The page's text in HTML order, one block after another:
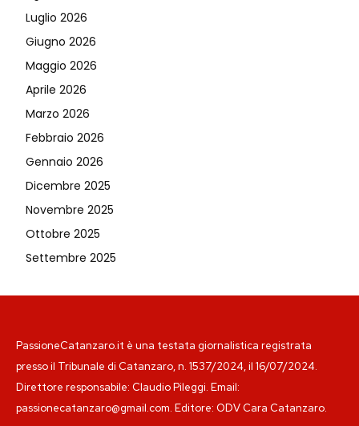
Luglio 2026
Giugno 2026
Maggio 2026
Aprile 2026
Marzo 2026
Febbraio 2026
Gennaio 2026
Dicembre 2025
Novembre 2025
Ottobre 2025
Settembre 2025
PassioneCatanzaro.it è una testata giornalistica registrata
presso il Tribunale di Catanzaro, n. 1537/2024, il 16/07/2024.
Direttore responsabile: Claudio Pileggi. Email:
passionecatanzaro@gmail.com. Editore: ODV Cara Catanzaro.